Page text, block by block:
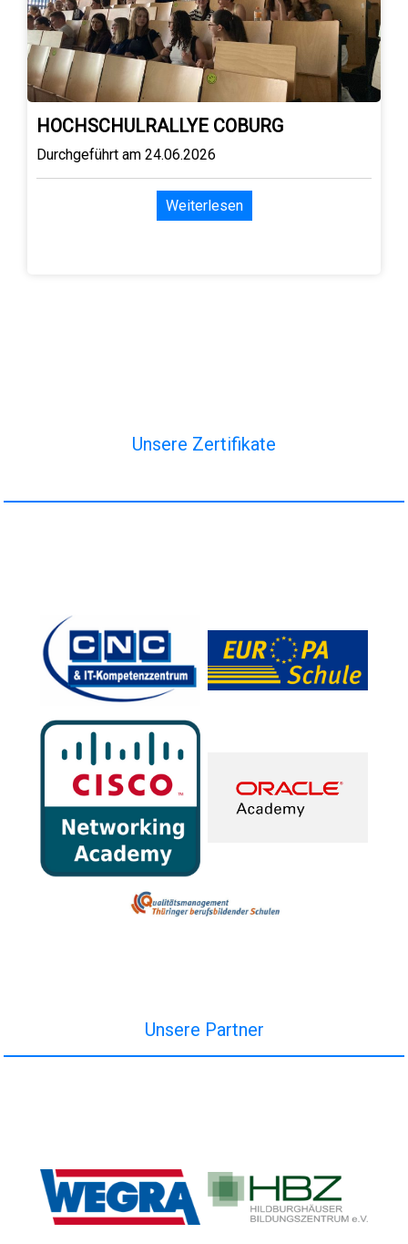
HOCHSCHULRALLYE COBURG
Durchgeführt am 24.06.2026
Weiterlesen
Unsere Zertifikate
Unsere Partner